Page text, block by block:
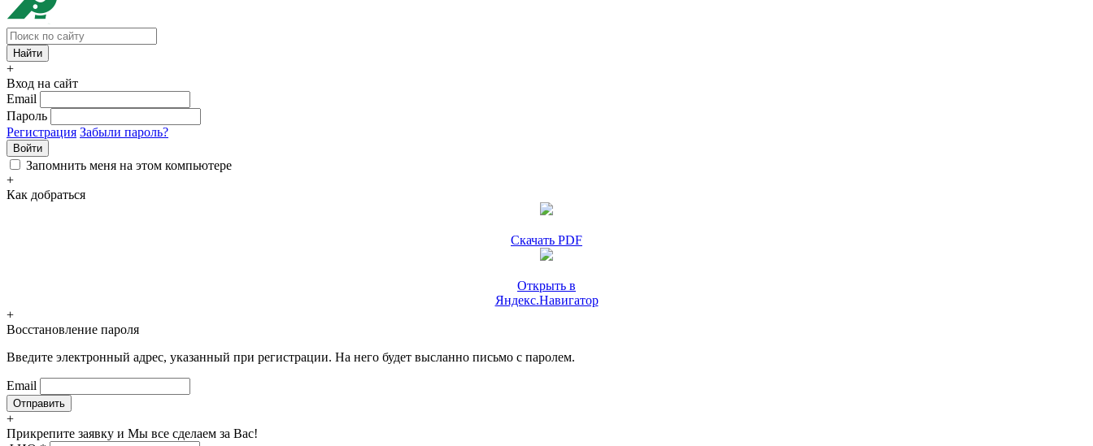
+
Вход на сайт
Email
Пароль
Регистрация Забыли пароль?
Войти
Запомнить меня на этом компьютере
+
Как добраться
Скачать PDF
Открыть в
Яндекс.Навигатор
+
Восстановление пароля
Введите электронный адрес, указанный при регистрации. На него будет высланно письмо с паролем.
Email
+
Прикрепите заявку и Мы все сделаем за Вас!